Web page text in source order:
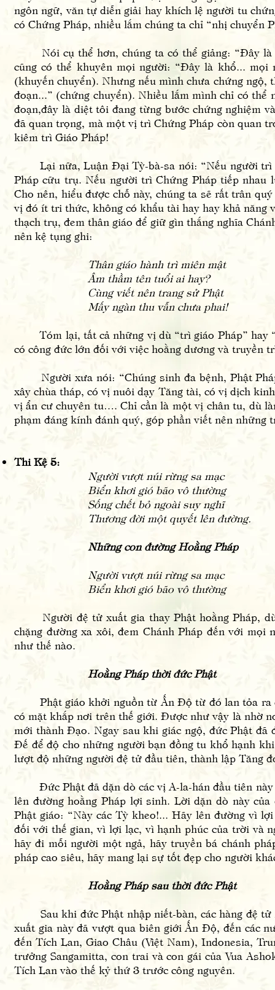
ngôn ngữ, văn tự diễn giải hay khích lệ người tu
có Chứng Pháp, nhiều lắm chúng ta chỉ “nhị chuyển
Nói cụ thể hơn, chúng ta có thể giảng: “Đây là
cũng có thể khuyên mọi người: “Đây là khổ...
(khuyến chuyển). Nhưng nếu mình chưa chứng
đoạn...” (chứng chuyển). Nhiều lắm mình chỉ có
đoạn,đây là diệt tôi đang từng bước chứng nghiệm
đã quan trọng, mà một vị trì Chứng Pháp còn quan
kiêm trì Giáo Pháp!
Lại nữa, Luận Đại Tỳ-bà-sa nói: “Nếu người trì
Pháp cữu trụ. Nếu người trì Chứng Pháp tiếp nhau
Cho nên, hiểu được chỗ này, chúng ta sẽ rất trân
vị đó ít tri thức, không có khẩu tài hay hay khả
thạch trụ, đem thân giáo để giữ gìn thắng nghĩa
nên kệ tụng ghi:
Thân giáo hành trì miên mật
Âm thầm tên tuổi ai hay?
Cùng viết nên trang sử Phật
Mấy ngàn thu vẫn chưa phai!
Tóm lại, tất cả những vị dù “trì giáo Pháp” hay
có công đức lớn đối với việc hoằng dương và truyền
Người xưa nói: “Chúng sinh đa bệnh, Phật
xây chùa tháp, có vị nuôi dạy Tăng tài, có vị dịch
vị ẩn cư chuyên tu…. Chỉ cần là một vị chân tu, dù
phạm đáng kính đánh quý, góp phần viết nên những
Thi Kệ 5:
Người vượt núi rừng sa mạc
Biển khơi gió bão vô thường
Sống chết bỏ ngoài suy nghĩ
Thương đời một quyết lên đường.
Những con đường Hoằng Pháp
Người vượt núi rừng sa mạc
Biển khơi gió bão vô thường
Người đệ tử xuất gia thay Phật hoằng Pháp, dù
chặng đường xa xôi, đem Chánh Pháp đến với
như thế nào.
Hoằng Pháp thời đức Phật
Phật giáo khởi nguồn từ Ấn Độ từ đó lan tỏa ra
có mặt khắp nơi trên thế giới. Được như vậy là nhờ
mới thành Đạo. Ngay sau khi giác ngộ, đức Phật
Đế để độ cho những người bạn đồng tu khổ hạnh
lượt độ những người đệ tử đầu tiên, thành lập Tăng
Đức Phật đã dặn dò các vị A-la-hán đầu tiên này
lên đường hoằng Pháp lợi sinh. Lời dặn dò này
Phật giáo: “Này các Tỳ kheo!... Hãy lên đường vì
đối với thế gian, vì lợi lạc, vì hạnh phúc của trời và
hãy đi mỗi người một ngả, hãy truyền bá chánh
pháp cao siêu, hãy mang lại sự tốt đẹp cho người
Hoằng Pháp sau thời đức Phật
Sau khi đức Phật nhập niết-bàn, các hàng đệ tử
xuất gia này đã vượt qua biên giới Ấn Độ, đến các
đến Tích Lan, Giao Châu (Việt Nam), Indonesia,
trưởng Sangamitta, con trai và con gái của Vua
Tích Lan vào thế kỷ thứ 3 trước công nguyên.